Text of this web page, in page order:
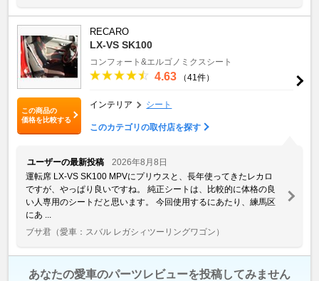
この商品の
価格を比較する
RECARO
LX-VS SK100
コンフォート&エルゴノミクスシート
4.63 （41件）
インテリア シート
このカテゴリの取付店を探す
ユーザーの最新投稿
2026年8月8日
運転席 LX-VS SK100 MPVにプリウスと、長年使ってきたレカロ
ですが、やっぱり良いですね。 純正シートは、比較的に体格の良
い人専用のシートだと思います。 今回使用するにあたり、練馬区
にあ ...
ブサ君 （愛車：スバル レガシィツーリングワゴン）
あなたの愛車のパーツレビューを投稿してみません